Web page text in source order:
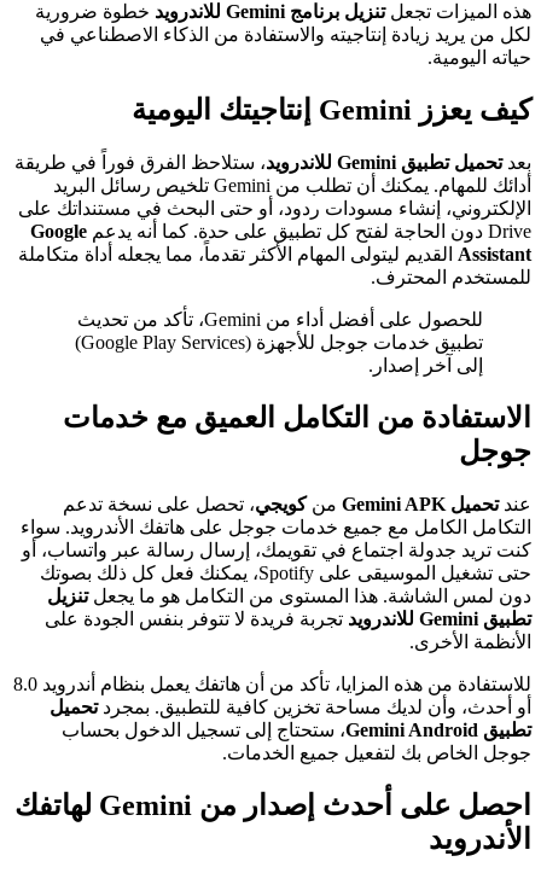
هذه الميزات تجعلتنزيل برنامج Gemini للاندرويد
خطوة ضرورية
لكل من يريد زيادة إنتاجيته والاستفادة من الذكاء الاصطناعي في
حياته اليومية.
كيف يعزز Gemini إنتاجيتك اليومية
بعدتحميل تطبيق Gemini للاندرويد
، ستلاحظ الفرق فوراً في طريقة
أدائك للمهام. يمكنك أن تطلب من Gemini تلخيص رسائل البريد
الإلكتروني، إنشاء مسودات ردود، أو حتى البحث في مستنداتك على
Drive دون الحاجة لفتح كل تطبيق على حدة. كما أنه يدعم
Google
Assistant القديم ليتولى المهام الأكثر تقدماً، مما يجعله أداة متكاملة
للمستخدم المحترف.
للحصول على أفضل أداء من Gemini، تأكد من تحديث
تطبيق خدمات جوجل للأجهزة (Google Play Services)
إلى آخر إصدار.
الاستفادة من التكامل العميق مع خدمات
جوجل
عندتحميل Gemini APK منكويجي، تحصل على نسخة تدعم
التكامل الكامل مع جميع خدمات جوجل على هاتفك الأندرويد. سواء
كنت تريد جدولة اجتماع في تقويمك، إرسال رسالة عبر واتساب، أو
حتى تشغيل الموسيقى على Spotify، يمكنك فعل كل ذلك بصوتك
دون لمس الشاشة. هذا المستوى من التكامل هو ما يجعلتنزيل
تطبيق Gemini للاندرويد
تجربة فريدة لا تتوفر بنفس الجودة على
الأنظمة الأخرى.
للاستفادة من هذه المزايا، تأكد من أن هاتفك يعمل بنظام أندرويد 8.0
أو أحدث، وأن لديك مساحة تخزين كافية للتطبيق. بمجردتحميل
تطبيق Gemini Android
، ستحتاج إلى تسجيل الدخول بحساب
جوجل الخاص بك لتفعيل جميع الخدمات.
احصل على أحدث إصدار من Gemini لهاتفك
الأندرويد